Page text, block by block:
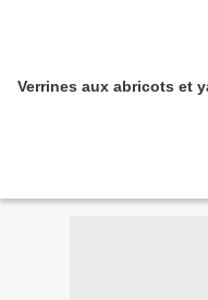
Verrines aux abricots et